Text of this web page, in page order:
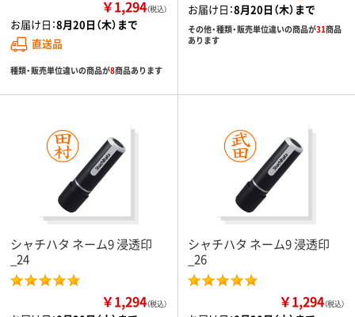
￥1,294（税込）
お届け日：8月20日（木）まで
直送品
種類・販売単位違いの商品が8商品あります
お届け日：8月20日（木）まで
その他・種類・販売単位違いの商品が31商品
あります
シャチハタ ネーム9 浸透印
_24
￥1,294（税込）
シャチハタ ネーム9 浸透印
_26
￥1,294（税込）